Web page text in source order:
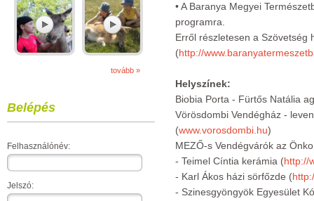
tovább »
Belépés
Felhasználónév:
Jelszó:
• A Baranya Megyei
programra.
Erről részletesen a Szövetség
(http://
Helyszínek:
Biobia Porta - Fürtős Natália
Vörösdombi Vendégház -
(www.vorosdombi.hu)
MEZŐ-s Vendégvárók az
- Teimel Cíntia kerámia (http://
- Karl Ákos házi sörfőzde (
- Szinesgyöngyök Egyesület